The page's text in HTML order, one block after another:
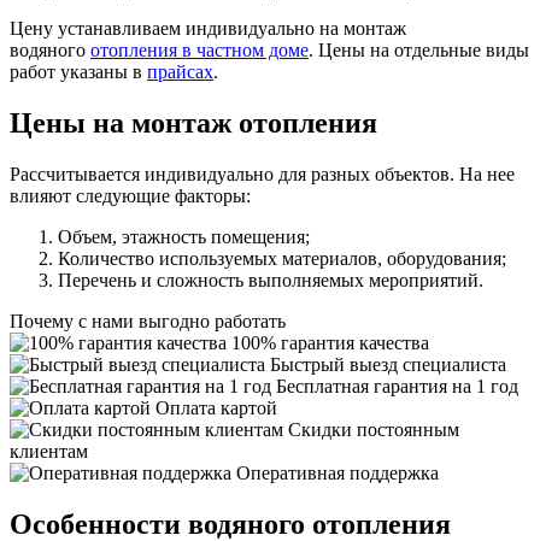
Цену устанавливаем индивидуально на монтаж
водяного отопления в частном доме. Цены на отдельные виды
работ указаны в прайсах.
Цены на монтаж отопления
Рассчитывается индивидуально для разных объектов. На нее
влияют следующие факторы:
Объем, этажность помещения;
Количество используемых материалов, оборудования;
Перечень и сложность выполняемых мероприятий.
Почему с нами выгодно работать
100% гарантия качества
Быстрый выезд специалиста
Бесплатная гарантия на 1 год
Оплата картой
Скидки постоянным
клиентам
Оперативная поддержка
Особенности водяного отопления